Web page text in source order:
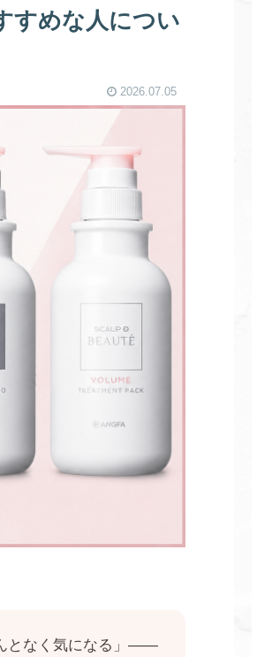
すめな人につい
2026.07.05
となく気になる」——